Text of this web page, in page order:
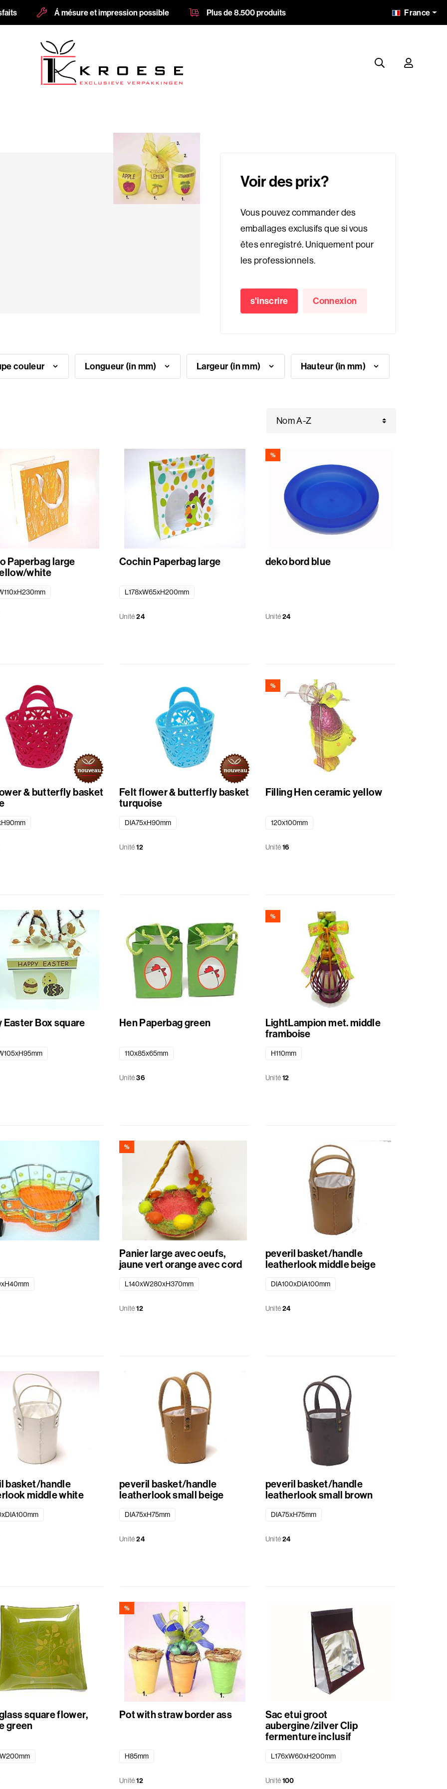
Á mésure et impression possible Plus de 8.500 produits France
Voir des prix?
Vous pouvez commander des
emballages exclusifs que si vous
êtes enregistré. Uniquement pour
les professionnels.
s'inscrire Connexion
couleur Longueur (in mm) Largeur (in mm) Hauteur (in mm)
Paperbag large
white
Cochin Paperbag large
L178xW65xH200mm
Unité24
%
deko bord blue
Unité24
& butterfly basket
Felt flower & butterfly basket
turquoise
DIA75xH90mm
Unité12
%
Filling Hen ceramic yellow
120x100mm
Unité16
Easter Box square
Hen Paperbag green
110x85x65mm
Unité36
%
LightLampion met. middle
framboise
H110mm
Unité12
%
Panier large avec oeufs,
jaune vert orange avec cord
L140xW280xH370mm
Unité12
peveril basket/handle
leatherlook middle beige
DIA100xDIA100mm
Unité24
basket/handle
middle white
peveril basket/handle
leatherlook small beige
DIA75xH75mm
Unité24
peveril basket/handle
leatherlook small brown
DIA75xH75mm
Unité24
square flower,
green
%
Pot with straw border ass
H85mm
Unité12
Sac etui groot
aubergine/zilver Clip
fermenture inclusif
L176xW60xH200mm
Unité100